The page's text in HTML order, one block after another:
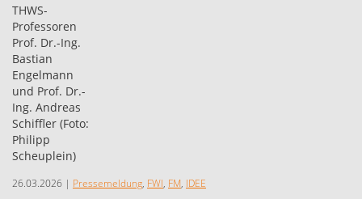
26.03.2026 | Pressemeldung, FWI, FM, IDEE